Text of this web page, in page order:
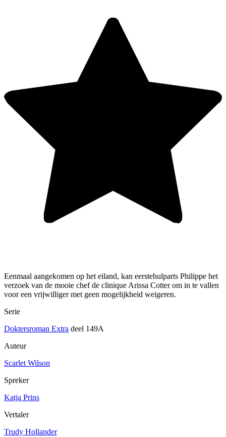
Eenmaal aangekomen op het eiland, kan eerstehulparts Philippe het
verzoek van de mooie chef de clinique Arissa Cotter om in te vallen
voor een vrijwilliger met geen mogelijkheid weigeren.
Serie
Doktersroman Extra deel 149A
Auteur
Scarlet Wilson
Spreker
Katja Prins
Vertaler
Trudy Hollander